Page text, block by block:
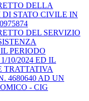
DELLA
STATO CIVILE IN
DEL SERVIZIO
PERIODO
10/2024 ED IL
TRATTATIVA
4680640 AD UN
- CIG